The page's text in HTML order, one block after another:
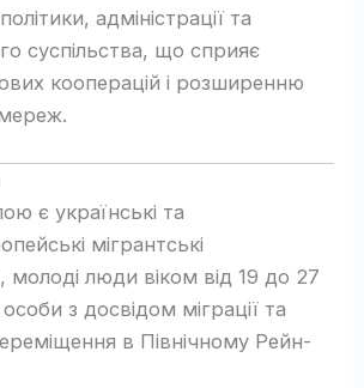
адміністрації та
суспільства, що сприяє
кооперацій і розширенню
є українські та
мігрантські
молоді люди віком від 19 до 27
з досвідом міграції та
в Північному Рейн-